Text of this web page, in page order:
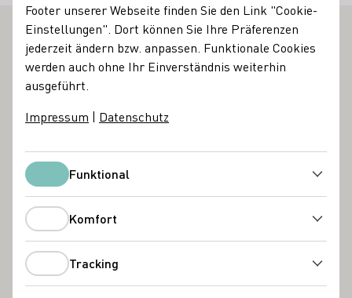
Footer unserer Webseite finden Sie den Link "Cookie-
Einstellungen". Dort können Sie Ihre Präferenzen
jederzeit ändern bzw. anpassen. Funktionale Cookies
werden auch ohne Ihr Einverständnis weiterhin
ausgeführt.
Impressum | Datenschutz
FunktionalFunktional
Komfort
Tracking